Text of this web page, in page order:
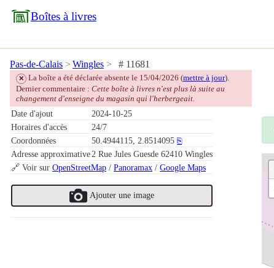
Boîtes à livres
Pas-de-Calais Wingles # 11681
❌ La boîte a été déclarée absente le 15/04/2026 (mettre à jour).
Dernier commentaire :Cette boîte à livres n'est plus là suite au
changement d'enseigne du magasin qui l'herbergeait.
Date d'ajout
2024-10-25
Horaires d'accès
24/7
Coordonnées
50.4944115, 2.8514095 ⎘
Adresse approximative2 Rue Jules Guesde 62410 Wingles
🔗 Voir sur OpenStreetMap / Panoramax / Google Maps
Ajouter une image